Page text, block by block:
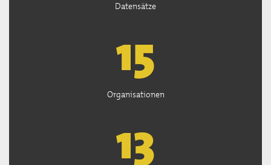
Datensätze
15
Organisationen
13